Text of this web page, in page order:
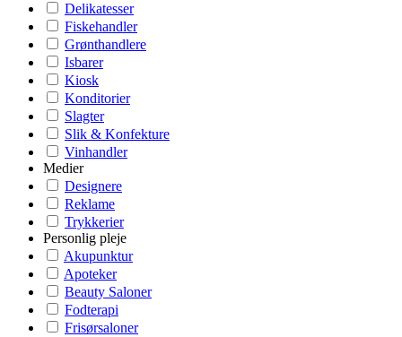
Delikatesser
Fiskehandler
Grønthandlere
Isbarer
Kiosk
Konditorier
Slagter
Slik & Konfekture
Vinhandler
Medier
Designere
Reklame
Trykkerier
Personlig pleje
Akupunktur
Apoteker
Beauty Saloner
Fodterapi
Frisørsaloner